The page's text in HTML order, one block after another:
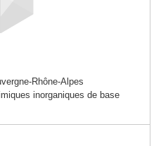
Rhône-Alpes
inorganiques de base